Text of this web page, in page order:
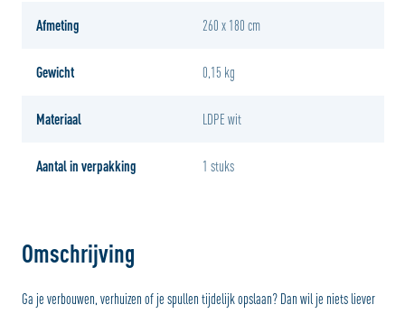
Afmeting 260 x 180 cm
Gewicht 0,15 kg
Materiaal LDPE wit
Aantal in verpakking 1 stuks
Omschrijving
Ga je verbouwen, verhuizen of je spullen tijdelijk opslaan? Dan wil je niets liever